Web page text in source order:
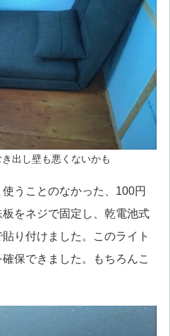
出し壁も悪くないかも
うことのなかった、100円
をネジで固定し、乾電池式
り付けました。このライト
保できました。もちろんこ